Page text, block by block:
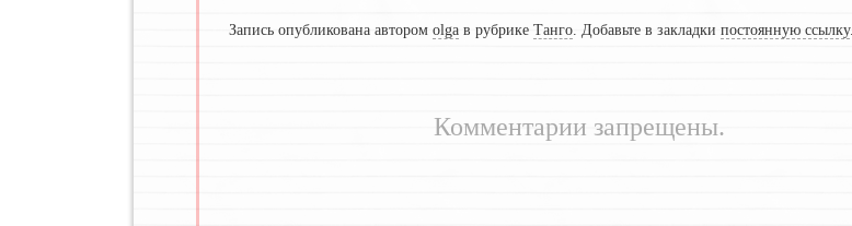
Запись опубликована автором olgaв рубрике Танго. Добавьте в закладки постоянную ссылку.
Комментарии запрещены.